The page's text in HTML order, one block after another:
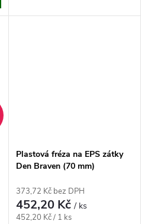
Plastová fréza na EPS zátky
Den Braven (70 mm)
373,72 Kč bez DPH
452,20 Kč/ ks
Měrná
452,20 Kč / 1 ks